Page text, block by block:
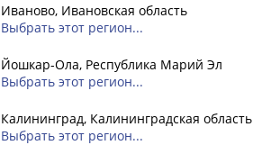
Иваново, Ивановская область
Выбрать этот регион...
Йошкар-Ола, Республика Марий Эл
Выбрать этот регион...
Калининград, Калининградская область
Выбрать этот регион...